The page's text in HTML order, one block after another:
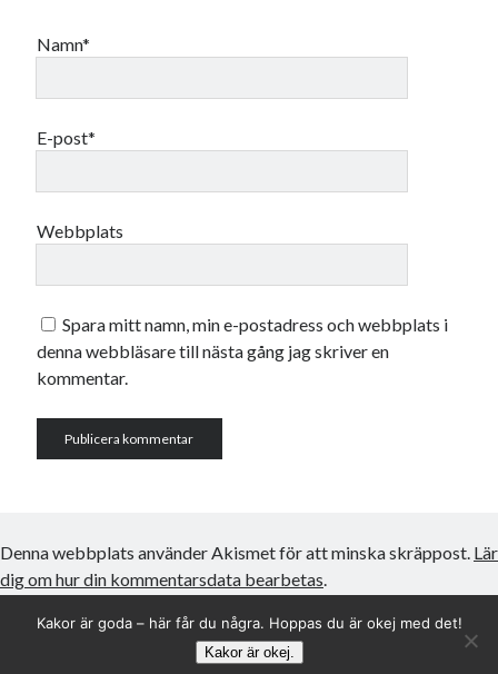
Namn*
E-post*
Webbplats
Spara mitt namn, min e-postadress och webbplats i
denna webbläsare till nästa gång jag skriver en
kommentar.
Denna webbplats använder Akismet för att minska skräppost. Lär
dig om hur din kommentarsdata bearbetas.
Kakor är goda – här får du några. Hoppas du är okej med det!
Kakor är okej.